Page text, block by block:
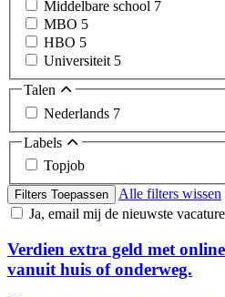
Middelbare school 7
MBO 5
HBO 5
Universiteit 5
Talen
Nederlands 7
Labels
Topjob
Filters Toepassen
Alle filters wissen
Ja, email mij de nieuwste
Verdien extra geld met
vanuit huis of onderweg.